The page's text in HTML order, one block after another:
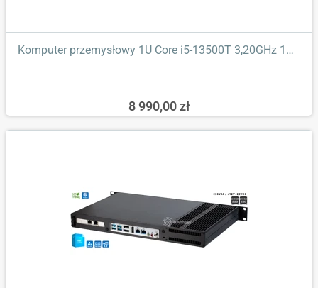
Komputer przemysłowy 1U Core i5-13500T 3,20GHz 16GB DDR4 4xLAN...
8 990,00 zł